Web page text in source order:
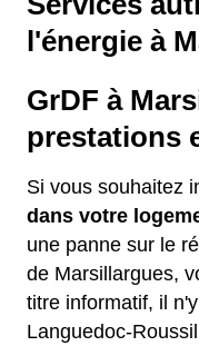
l'énergie à
GrDF à
prestations
Si vous souhaitez
dans votre
une panne sur le
de Marsillargues,
titre informatif, il
Languedoc-